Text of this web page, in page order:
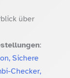
über
:
Sichere
Checker,